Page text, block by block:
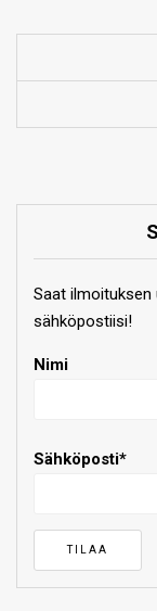
Saat
sähköpostiisi!
Nimi
Sähköposti*